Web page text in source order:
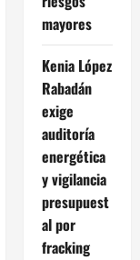
mayores
Kenia López
Rabadán
exige
auditoría
energética
y vigilancia
presupuest
al por
fracking